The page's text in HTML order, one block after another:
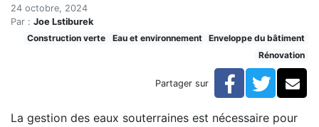
Accueil
Articles
Construction verte
La gestion des eaux souterraines
La gestion des eaux
24 octobre, 2024
Par : Joe Lstiburek
Construction verte
Eau et environnement
Enveloppe du bâtiment
Rénovation
Partager sur Facebook
La gestion des eaux souterraines est nécessaire pour